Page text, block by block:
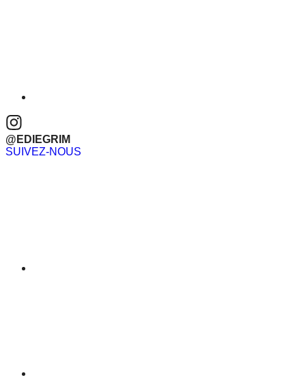
@EDIEGRIM
SUIVEZ-NOUS